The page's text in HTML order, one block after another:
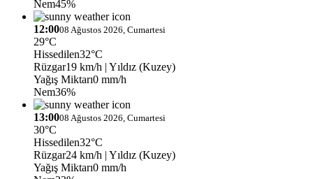
Nem45%
12:0008 Ağustos 2026, Cumartesi
29°C
Hissedilen32°C
Rüzgar19 km/h | Yıldız (Kuzey)
Yağış Miktarı0 mm/h
Nem36%
13:0008 Ağustos 2026, Cumartesi
30°C
Hissedilen32°C
Rüzgar24 km/h | Yıldız (Kuzey)
Yağış Miktarı0 mm/h